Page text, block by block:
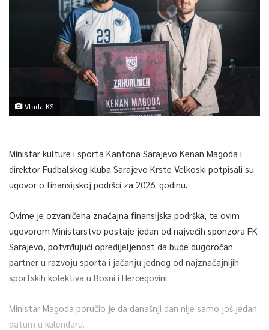
Vlada KS
Ministar kulture i sporta Kantona Sarajevo Kenan Magoda i
direktor Fudbalskog kluba Sarajevo Krste Velkoski potpisali su
ugovor o finansijskoj podršci za 2026. godinu.
Ovime je ozvaničena značajna finansijska podrška, te ovim
ugovorom Ministarstvo postaje jedan od najvećih sponzora FK
Sarajevo, potvrđujući opredijeljenost da bude dugoročan
partner u razvoju sporta i jačanju jednog od najznačajnijih
sportskih kolektiva u Bosni i Hercegovini.
Ministar Magoda poručio je da današnji dan nije samo još jedan
datum u kalendaru.